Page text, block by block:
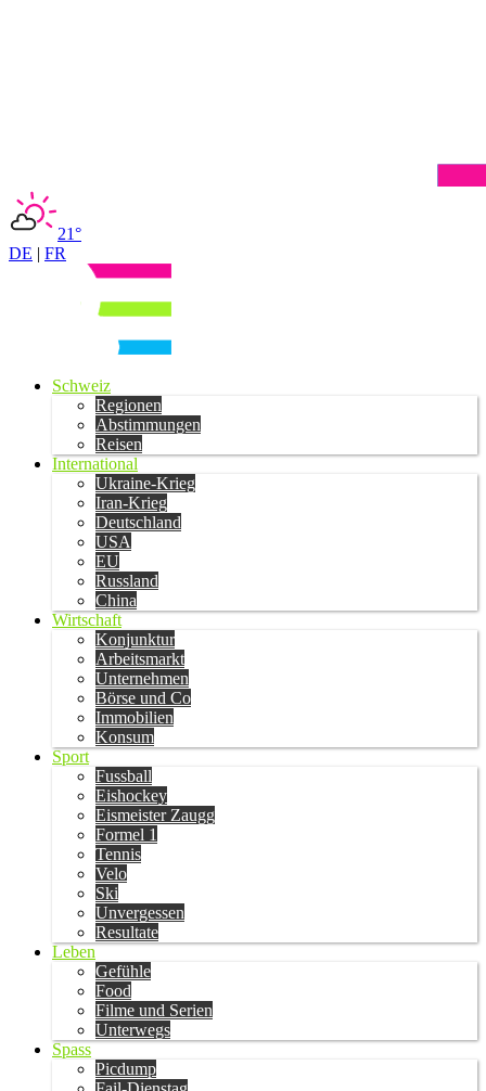
21°
DE | FR
Schweiz
Regionen
Abstimmungen
Reisen
International
Ukraine-Krieg
Iran-Krieg
Deutschland
USA
EU
Russland
China
Wirtschaft
Konjunktur
Arbeitsmarkt
Unternehmen
Börse und Co
Immobilien
Konsum
Sport
Fussball
Eishockey
Eismeister Zaugg
Formel 1
Tennis
Velo
Ski
Unvergessen
Resultate
Leben
Gefühle
Food
Filme und Serien
Unterwegs
Spass
Picdump